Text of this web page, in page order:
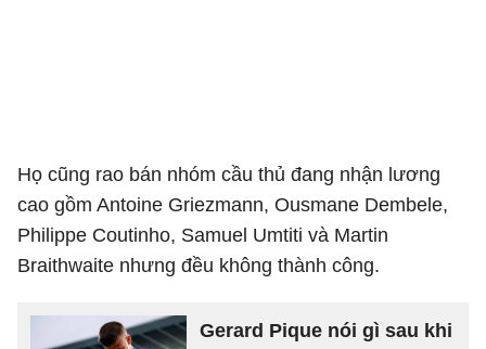
Họ cũng rao bán nhóm cầu thủ đang nhận lương
cao gồm Antoine Griezmann, Ousmane Dembele,
Philippe Coutinho, Samuel Umtiti và Martin
Braithwaite nhưng đều không thành công.
Gerard Pique nói gì sau khi